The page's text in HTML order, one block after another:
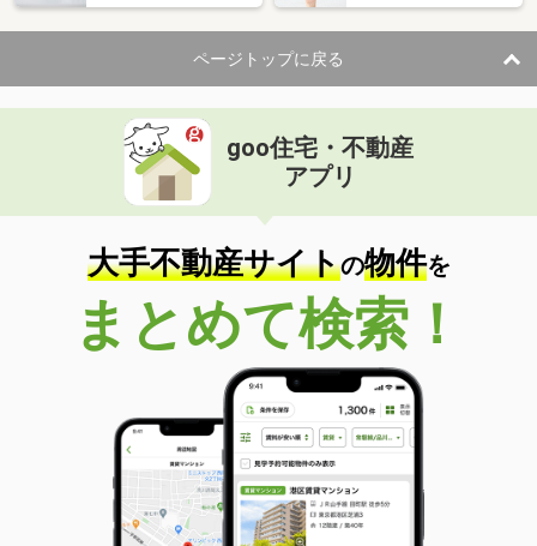
住 所
宮崎県宮崎市吉村町
専有面積 50.96m²
間取り
1LDK
宮崎県宮崎市中津瀬町
価 格
住 所
宮崎県宮崎市中津瀬町
専有面積 19.87m²
間取り
1K
宮崎県延岡市野田３
価 格
4.70万円
宮崎県延岡市野田３
46.49m²
間取り
2DK
宮崎県宮崎市高岡町飯田 ３丁目
価 格
5.20万円
ページトップに戻る
goo住宅・不動産
アプリ
大手不動産サイトの物件を
まとめて検索！